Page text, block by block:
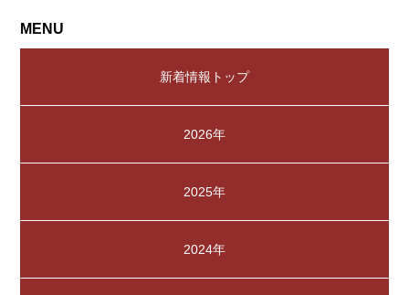
MENU
新着情報トップ
2026年
2025年
2024年